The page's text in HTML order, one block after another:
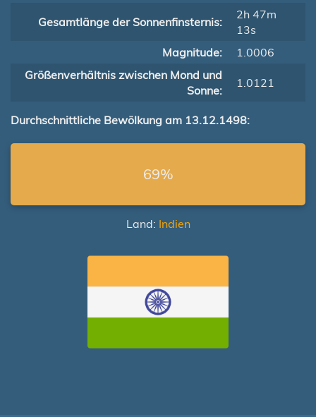
Gesamtlänge der Sonnenfinsternis:
2h 47m
13s
Magnitude:
1.0006
Größenverhältnis zwischen Mond und
Sonne:
1.0121
Durchschnittliche Bewölkung am 13.12.1498:
69%
Land: Indien